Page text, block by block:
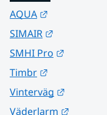
AQUA
SIMAIR
SMHI Pro
Timbr
Vinterväg
Väderlarm